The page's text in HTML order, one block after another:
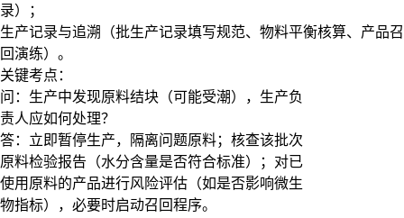
录）；
生产记录与追溯（批生产记录填写规范、物料平衡核算、产品召
回演练）。
​​关键考点​​：
问：生产中发现原料结块（可能受潮），生产负
责人应如何处理？
答：立即暂停生产，隔离问题原料；核查该批次
原料检验报告（水分含量是否符合标准）；对已
使用原料的产品进行风险评估（如是否影响微生
物指标），必要时启动召回程序。